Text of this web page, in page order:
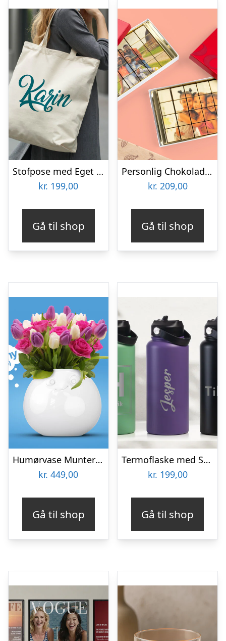
Stofpose med Eget Design
kr. 199,00
Gå til shop
Personlig Chokolade med Billede
kr. 209,00
Gå til shop
Humørvase Munter – Tassen
kr. 449,00
Gå til shop
Termoflaske med Sugerør 950 ml – Personlig Gravering
kr. 199,00
Gå til shop